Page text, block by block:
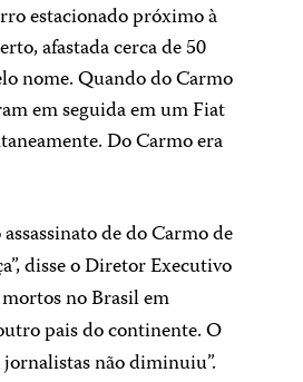
estacionado próximo à
afastada cerca de 50
nome. Quando do Carmo
em seguida em um Fiat
Do Carmo era
de do Carmo de
disse o Diretor Executivo
no Brasil em
pais do continente. O
não diminuiu”.